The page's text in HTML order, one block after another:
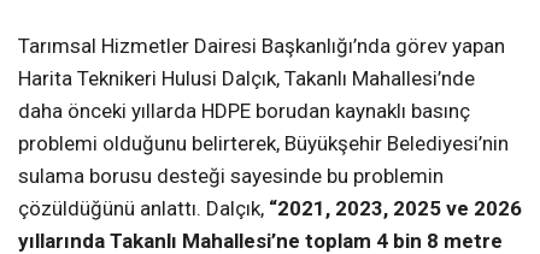
Tarımsal Hizmetler Dairesi Başkanlığı’nda görev yapan
Harita Teknikeri Hulusi Dalçık, Takanlı Mahallesi’nde
daha önceki yıllarda HDPE borudan kaynaklı basınç
problemi olduğunu belirterek, Büyükşehir Belediyesi’nin
sulama borusu desteği sayesinde bu problemin
çözüldüğünü anlattı. Dalçık, “2021, 2023, 2025 ve 2026
yıllarında Takanlı Mahallesi’ne toplam 4 bin 8 metre